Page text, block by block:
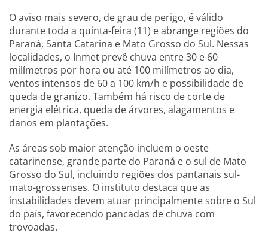
O aviso mais severo, de grau de perigo, é válido
durante toda a quinta-feira (11) e abrange regiões do
Paraná, Santa Catarina e Mato Grosso do Sul. Nessas
localidades, o Inmet prevê chuva entre 30 e 60
milímetros por hora ou até 100 milímetros ao dia,
ventos intensos de 60 a 100 km/h e possibilidade de
queda de granizo. Também há risco de corte de
energia elétrica, queda de árvores, alagamentos e
danos em plantações.
As áreas sob maior atenção incluem o oeste
catarinense, grande parte do Paraná e o sul de Mato
Grosso do Sul, incluindo regiões dos pantanais sul-
mato-grossenses. O instituto destaca que as
instabilidades devem atuar principalmente sobre o Sul
do país, favorecendo pancadas de chuva com
trovoadas.